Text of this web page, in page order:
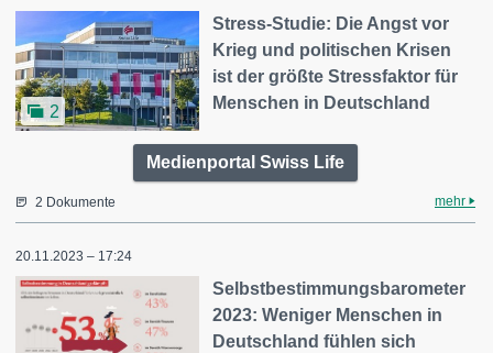
2
Stress-Studie: Die Angst vor
Krieg und politischen Krisen
ist der größte Stressfaktor für
Menschen in Deutschland
Medienportal Swiss Life
2 Dokumente mehr
20.11.2023 – 17:24
Selbstbestimmungsbarometer
2023: Weniger Menschen in
Deutschland fühlen sich